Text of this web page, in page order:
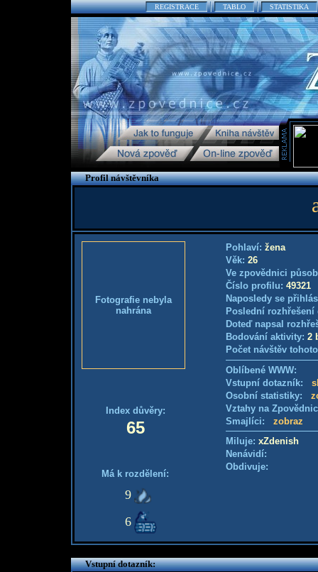
REGISTRACE TABLO STATISTIKA
Profil návštěvníka
Fotografie nebyla
nahrána
Index důvěry:
65
Má k rozdělení:
9
6
Pohlaví: žena
Věk: 26
Ve zpovědnici
Číslo profilu: 49321
Naposledy se
Poslední
Doteď napsal
Bodování aktivity: 2
Počet návštěv
Oblíbené WWW:
Vstupní dotazník:
Osobní statistiky:
Vztahy na
Smajlíci: zobraz
Miluje: xZdenish
Nenávidí:
Obdivuje:
Vstupní dotazník: